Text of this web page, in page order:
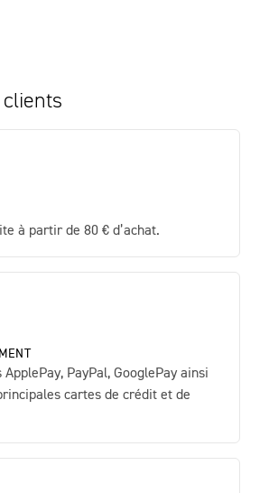
clients
à partir de 80 € d’achat.
ApplePay, PayPal, GooglePay ainsi
cartes de crédit et de